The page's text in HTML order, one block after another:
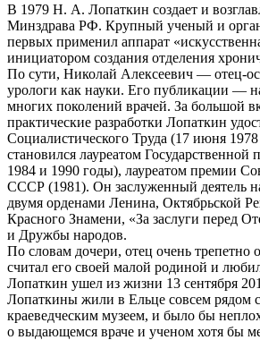
В 1979 Н. А. Лопаткин создает и
Минздрава РФ. Крупный ученый и
первых применил аппарат
инициатором создания отделения
По сути, Николай Алексе­евич — отец-
урологи как науки. Его публикации —
многих поколений врачей. За большой
практические разработки Лопаткин
Социалистического Труда (17 июня
становился лауреатом
1984 и 1990 годы), лауреатом премии
СССР (1981). Он заслуженный деятель
двумя орденами Ленина, Октябрьской
Красного Знамени, «За заслуги перед
и Дружбы народов.
По словам дочери, отец очень трепетно
считал его своей малой родиной и
Лопаткин ушел из жизни 13 сентября
Лопаткины жили в Ельце совсем рядом
краеведческим музеем, и было бы
о выдающемся враче и ученом хотя бы